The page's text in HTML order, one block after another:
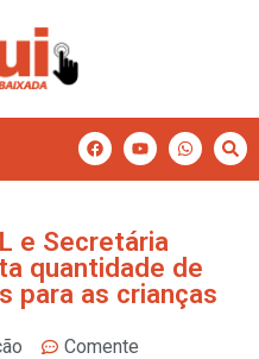
e Secretária
quantidade de
para as crianças
Comente